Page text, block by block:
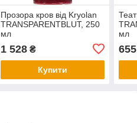
Прозора кров від Kryolan
TRANSPARENTBLUT, 250
мл
1 528₴
Купити
мл
655